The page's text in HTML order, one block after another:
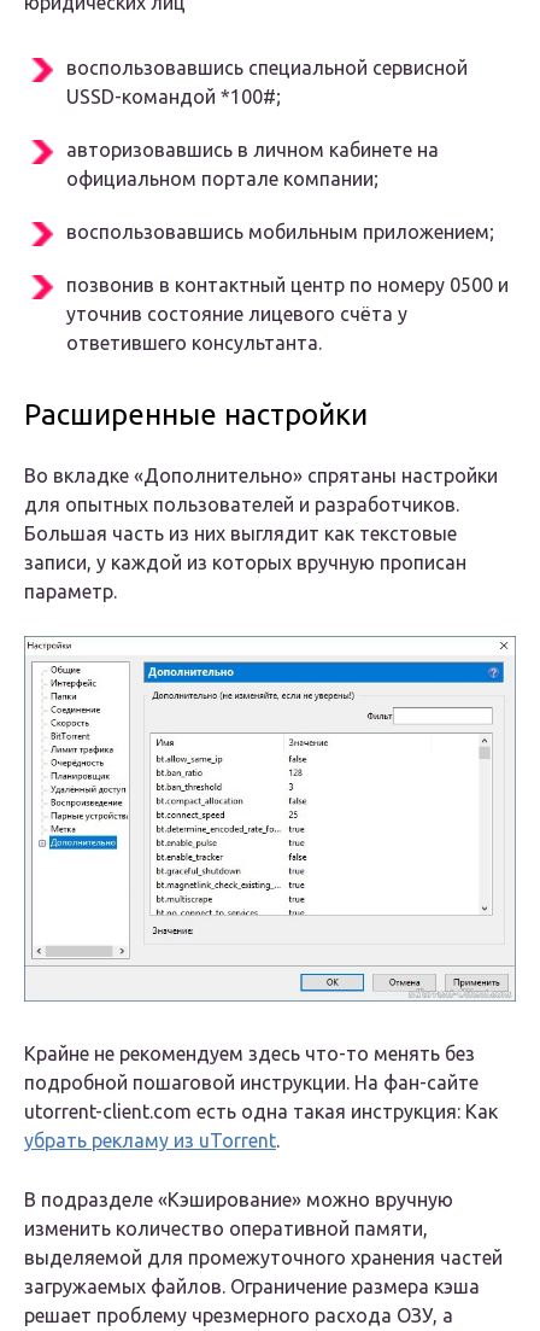
воспользовавшись специальной сервисной
USSD-командой *100#;
авторизовавшись в личном кабинете на
официальном портале компании;
воспользовавшись мобильным приложением;
позвонив в контактный центр по номеру 0500 и
уточнив состояние лицевого счёта у
ответившего консультанта.
Расширенные настройки
Во вкладке «Дополнительно» спрятаны настройки
для опытных пользователей и разработчиков.
Большая часть из них выглядит как текстовые
записи, у каждой из которых вручную прописан
параметр.
Крайне не рекомендуем здесь что-то менять без
подробной пошаговой инструкции. На фан-сайте
utorrent-client.com есть одна такая инструкция: Как
убрать рекламу из uTorrent.
В подразделе «Кэширование» можно вручную
изменить количество оперативной памяти,
выделяемой для промежуточного хранения частей
загружаемых файлов. Ограничение размера кэша
решает проблему чрезмерного расхода ОЗУ, а